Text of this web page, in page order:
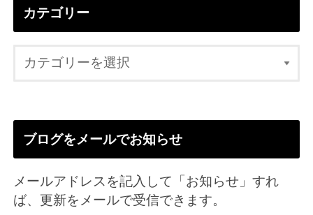
カテゴリー
ブログをメールでお知らせ
メールアドレスを記入して「お知らせ」すれ
ば、更新をメールで受信できます。